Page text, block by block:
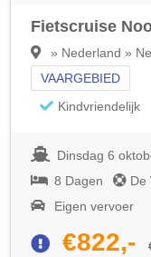
» Nederland »
VAARGEBIED
Kindvriendelijk
Dinsdag 6
8 Dagen
De
Eigen vervoer
€822,-